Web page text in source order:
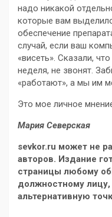
надо никакой
которые вам
обеспечение
случай, если ваш
«висеть». Сказали,
неделя, не звонят.
«работают», а мы им
Это мое личное
Мария Северская
sevkor.ru может не
авторов. Издание
страницы любому
должностному
альтернативную